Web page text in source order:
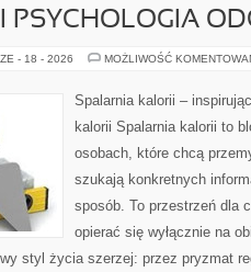
PSYCHOLOGIA
- 18 - 2026 MOŻLIWOŚĆ
Spalarnia kalorii –
kalorii Spalarnia kalorii to
osobach, które chcą
szukają konkretnych
sposób. To przestrzeń dla
opierać się wyłącznie na
styl życia szerzej: przez pryzmat